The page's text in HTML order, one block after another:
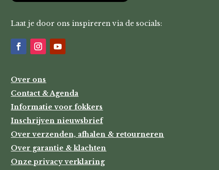
Laat je door ons inspireren via de socials:
Over ons
Contact & Agenda
Informatie voor fokkers
Inschrijven nieuwsbrief
Over verzenden, afhalen & retourneren
Over garantie & klachten
Onze privacy verklaring